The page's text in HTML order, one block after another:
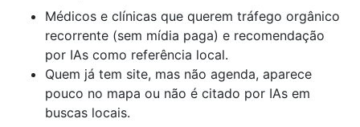
Médicos e clínicas que querem tráfego orgânico
recorrente (sem mídia paga) e recomendação
por IAs como referência local.
Quem já tem site, mas não agenda, aparece
pouco no mapa ou não é citado por IAs em
buscas locais.